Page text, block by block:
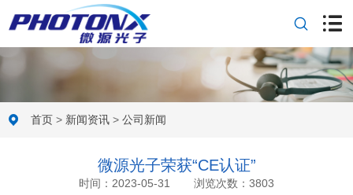
首页 > 新闻资讯 >公司新闻
微源光子荣获“CE认证”
时间：2023-05-31 浏览次数：3803